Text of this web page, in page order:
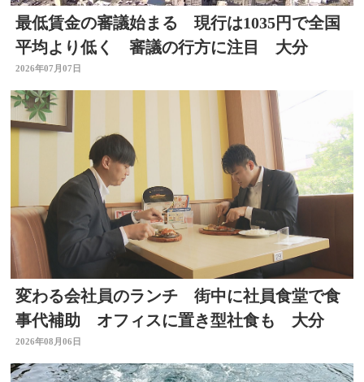
最低賃金の審議始まる 現行は1035円で全国
平均より低く 審議の行方に注目 大分
2026年07月07日
変わる会社員のランチ 街中に社員食堂で食
事代補助 オフィスに置き型社食も 大分
2026年08月06日